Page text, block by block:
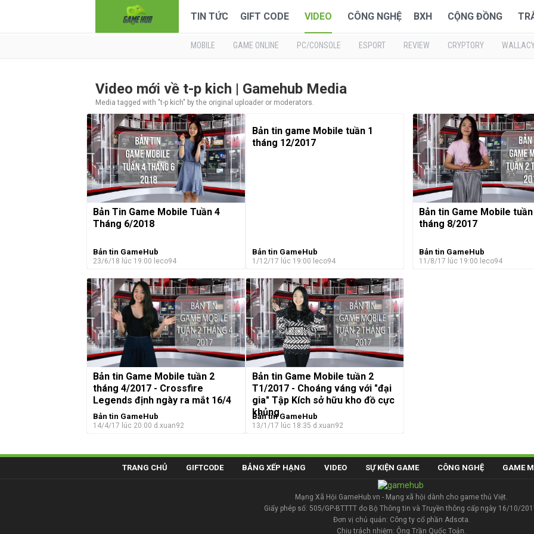
TIN TỨC GIFT CODE VIDEO CÔNG NGHỆ BXH CỘNG ĐỒNG
MOBILE GAME ONLINE PC/CONSOLE ESPORT REVIEW CRYPTORY
Video mới về t-p kich | Gamehub Media
Media tagged with "t-p kich" by the original uploader or moderators.
Bản Tin Game Mobile Tuần 4
Tháng 6/2018
Bản tin GameHub
23/6/18 lúc 19:00 leco94
Bản tin game Mobile tuần 1
tháng 12/2017
Bản tin GameHub
1/12/17 lúc 19:00 leco94
Bản tin Game Mobile
tháng 8/2017
Bản tin GameHub
11/8/17 lúc 19:00 leco94
Bản tin Game Mobile tuần 2
tháng 4/2017 - Crossfire
Legends định ngày ra mắt 16/4
Bản tin GameHub
14/4/17 lúc 20:00 d.xuan92
Bản tin Game Mobile tuần 2
T1/2017 - Choáng váng với "đại
gia" Tập Kích sở hữu kho đồ cực
khủng
Bản tin GameHub
13/1/17 lúc 18:35 d.xuan92
TRANG CHỦ GIFTCODE BẢNG XẾP HẠNG VIDEO SỰ KIỆN GAME CÔNG NGHỆ GAME
Mạng Xã Hội GameHub.vn - Mạng xã hội dành cho game thủ Việt.
Giấy phép số: 505/GP-BTTTT do Bộ Thông tin và Truyền thông cấp ngày 16/10/
Đơn vị chủ quản: Công ty cổ phần Adsota.
Chịu trách nhiệm: Ông Trần Quốc Toản.